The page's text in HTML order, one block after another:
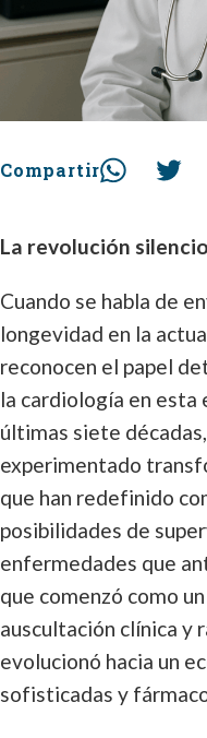
Compartir
La revolución
Cuando se habla de
longevidad en la
reconocen el papel
la cardiología en esta
últimas siete
experimentado
que han redefinido
posibilidades de
enfermedades que
que comenzó como
auscultación clínica y
evolucionó hacia un
sofisticadas y